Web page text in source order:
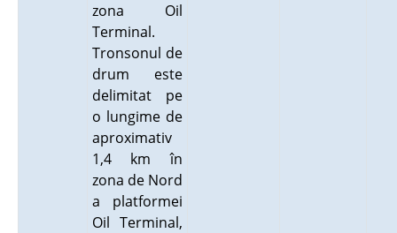
zona Oil
Terminal.
Tronsonul de
drum este
delimitat pe
o lungime de
aproximativ
1,4 km în
zona de Nord
a platformei
Oil Terminal,